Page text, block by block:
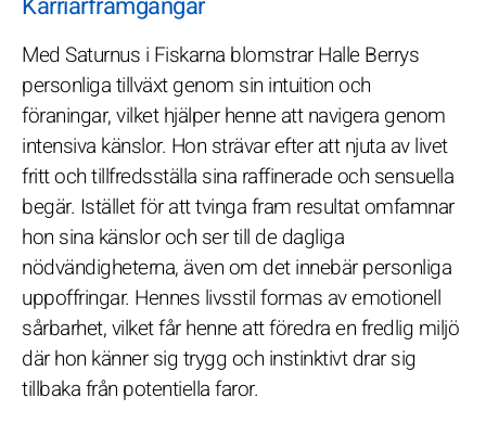
Med Saturnus i Fiskarna blomstrar Halle Berrys
personliga tillväxt genom sin intuition och
föraningar, vilket hjälper henne att navigera genom
intensiva känslor. Hon strävar efter att njuta av livet
fritt och tillfredsställa sina raffinerade och sensuella
begär. Istället för att tvinga fram resultat omfamnar
hon sina känslor och ser till de dagliga
nödvändigheterna, även om det innebär personliga
uppoffringar. Hennes livsstil formas av emotionell
sårbarhet, vilket får henne att föredra en fredlig miljö
där hon känner sig trygg och instinktivt drar sig
tillbaka från potentiella faror.